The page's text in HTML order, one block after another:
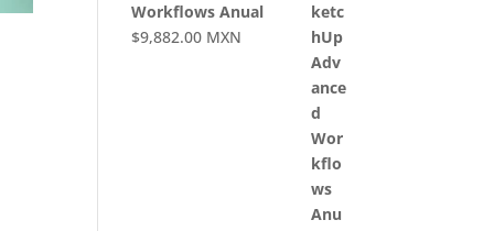
Workflows Anual
$9,882.00 MXN